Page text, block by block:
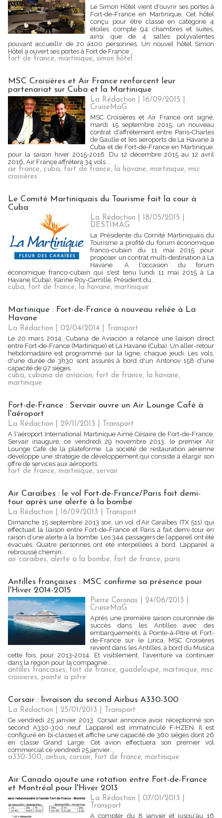
Le Simon Hôtel vient d'ouvrir ses portes à
Fort-de-France en Martinique. Cet hôtel
conçu pour être classé en catégorie 4
étoiles compte 94 chambres et suites,
ainsi que de 4 salles polyvalentes
pouvant accueillir de 20 à100 personnes. Un nouvel hôtel Simon
Hôtel a ouvert ses portes à Fort de France...
fort de france, martinique, simon hôtel
MSC Croisières et Air France renforcent leur
partenariat sur Cuba et la Martinique
La Rédaction | 16/09/2015
CruiseMaG
MSC Croisières et Air France ont signé,
mardi 15 septembre 2015, un nouveau
contrat d'affrètement entre Paris-Charles
de Gaulle et les aéroports de La Havane à
Cuba et de Fort-de-France en Martinique,
pour la saison hiver 2015-2016. Du 12 décembre 2015 au 12 avril
2016, Air France affrétera 34 vols...
air france, cuba, fort de france, la havane, martinique, msc
croisières
Le Comité Martiniquais du Tourisme fait la cour à
Cuba
La Rédaction | 18/05/2015
DESTIMAG
La Présidente du Comité Martiniquais du
Tourisme a profité du forum économique
franco-cubain du 11 mai 2015 pour
proposer un contrat multi-destination à La
Havane. A l'occasion du forum
économique franco-cubain qui s'est tenu lundi 11 mai 2015 à La
Havane (Cuba), Karine Roy-Camille, Président du...
cuba, fort de france, la havane, martinique
Martinique : Fort-de-France à nouveau reliée à La
Havane
La Rédaction | 02/04/2014
Transport
Le 20 mars 2014, Cubana de Aviaciòn a relancé une liaison direct
entre Fort-de-France (Martinique) et La Havane (Cuba). Un aller-retour
hebdomadaire est programmé sur la ligne, chaque jeudi. Les vols,
d'une durée de 3h30 sont assurés à bord d'un Antonov 158 d'une
capacité de 97 sièges.
cuba, cubana de aviacion, fort de france, la havane,
martinique
Fort-de-France : Servair ouvre un Air Lounge Café à
l'aéroport
La Rédaction | 29/11/2013
Transport
A l'aéroport International Martinique Aimé Césaire de Fort-de-France,
Servair inaugure, ce vendredi 29 novembre 2013, le premier Air
Lounge Café de la plateforme. La société de restauration aérienne
développe une stratégie de développement qui consiste à élargir son
offre de services aux aéroports.
fort de france, martinique, servair
Air Caraïbes : le vol Fort-de-France/Paris fait demi-
tour après une alerte à la bombe
La Rédaction | 16/09/2013
Transport
Dimanche 15 septembre 2013 soir, un vol d’Air Caraïbes (TX 511) qui
effectuait la liaison entre Fort-de-France et Paris a fait demi-tour en
raison d’une alerte à la bombe. Les 344 passagers de l’appareil ont été
évacués. Quatre personnes ont été interpellées à bord. L’appareil a
rebroussé chemin...
air caraibes, alerte a la bombe, fort de france, paris
Antilles françaises : MSC confirme sa présence pour
l'Hiver 2014-2015
Pierre Coronas | 24/06/2013
CruiseMaG
Après une première saison couronnée de
succès dans les Antilles avec des
embarquements à Pointe-à-Pitre et Fort-
de-France sur le Lirica, MSC Croisières
revient dans les Antilles, à bord du Musica
cette fois, pour 2013-2014. Et visiblement, l'aventure va continuer
dans la région pour la compagnie...
antilles francaises, fort de france, guadeloupe, martinique, msc
croisieres, pointe a pitre
Corsair : livraison du second Airbus A330-300
La Rédaction | 25/01/2013
Transport
Ce vendredi 25 janvier 2013, Corsair annonce avoir réceptionné son
second A330-300 neuf. L’appareil est immatriculé F-HZEN. Il est
configuré en bi-classes et affiche une capacité de 360 sièges dont 26
en classe Grand Large. Cet avion effectuera son premier vol
commercial ce vendredi 25 janvier...
a330-300, airbus, corsair, fort de france, martinique
Air Canada ajoute une rotation entre Fort-de-France
et Montréal pour l'Hiver 2013
La Rédaction | 07/01/2013
Transport
A compter du 8 janvier et jusqu'au 16